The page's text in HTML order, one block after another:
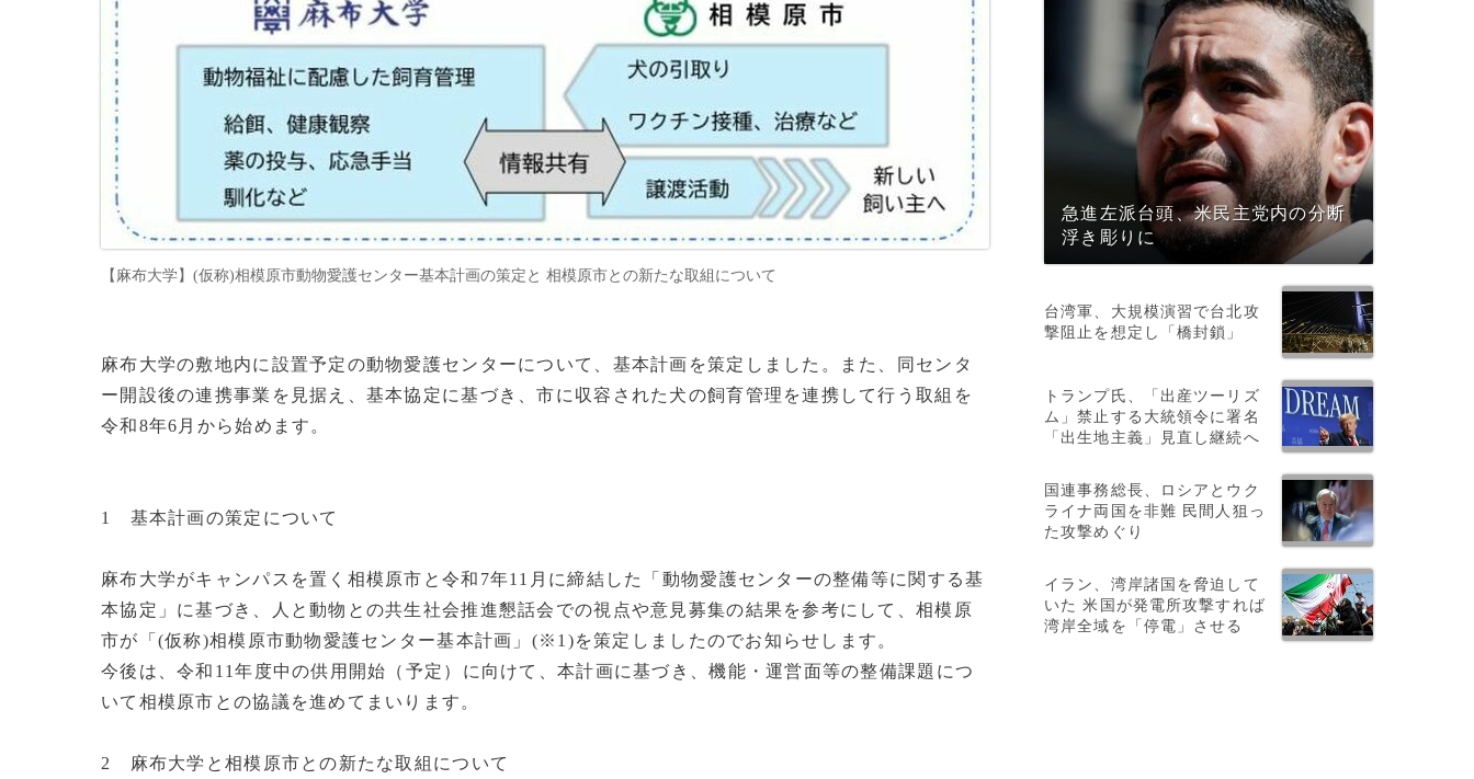
【麻布大学】(仮称)相模原市動物愛護センター基本計画の策定と 相模原市との新たな取組について
麻布大学の敷地内に設置予定の動物愛護センターについて、基本計画を策定しました。また、同センタ
ー開設後の連携事業を見据え、基本協定に基づき、市に収容された犬の飼育管理を連携して行う取組を
令和8年6月から始めます。
1 基本計画の策定について
麻布大学がキャンパスを置く相模原市と令和7年11月に締結した「動物愛護センターの整備等に関する基
本協定」に基づき、人と動物との共生社会推進懇話会での視点や意見募集の結果を参考にして、相模原
市が「(仮称)相模原市動物愛護センター基本計画」(※1)を策定しましたのでお知らせします。
今後は、令和11年度中の供用開始（予定）に向けて、本計画に基づき、機能・運営面等の整備課題につ
いて相模原市との協議を進めてまいります。
2 麻布大学と相模原市との新たな取組について
急進左派台頭、米民主党内の分断
浮き彫りに
台湾軍、大規模演習で台北攻
撃阻止を想定し「橋封鎖」
トランプ氏、「出産ツーリズ
ム」禁止する大統領令に署名
「出生地主義」見直し継続へ
国連事務総長、ロシアとウク
ライナ両国を非難 民間人狙っ
た攻撃めぐり
イラン、湾岸諸国を脅迫して
いた 米国が発電所攻撃すれば
湾岸全域を「停電」させる